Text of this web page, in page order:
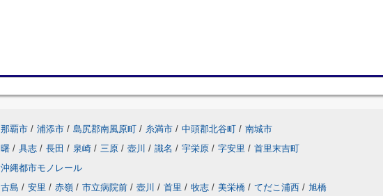
那覇市 / 浦添市 / 島尻郡南風原町 / 糸満市 / 中頭郡北谷町 / 南城市
曙 / 具志 / 長田 / 泉崎 / 三原 / 壺川 / 識名 / 宇栄原 / 字安里 / 首里末吉町
沖縄都市モノレール
古島 / 安里 / 赤嶺 / 市立病院前 / 壺川 / 首里 / 牧志 / 美栄橋 / てだこ浦西 / 旭橋